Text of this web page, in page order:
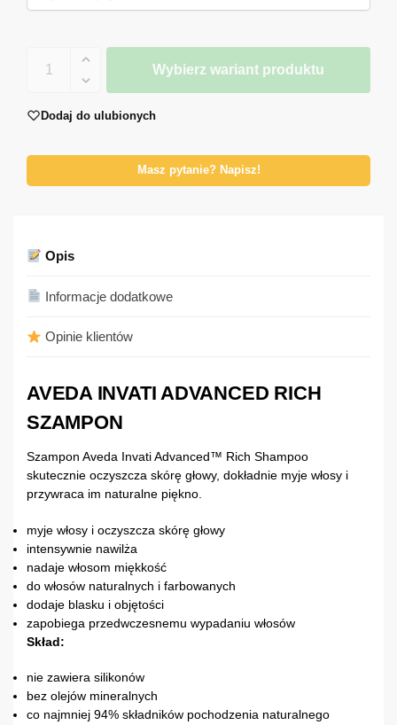
Wybierz wariant produktu
Dodaj do ulubionych
Masz pytanie? Napisz!
Opis
Informacje dodatkowe
Opinie klientów
AVEDA INVATI ADVANCED RICH
SZAMPON
Szampon Aveda Invati Advanced™ Rich Shampoo
skutecznie oczyszcza skórę głowy, dokładnie myje włosy i
przywraca im naturalne piękno.
myje włosy i oczyszcza skórę głowy
intensywnie nawilża
nadaje włosom miękkość
do włosów naturalnych i farbowanych
dodaje blasku i objętości
zapobiega przedwczesnemu wypadaniu włosów
Skład:
nie zawiera silikonów
bez olejów mineralnych
co najmniej 94% składników pochodzenia naturalnego